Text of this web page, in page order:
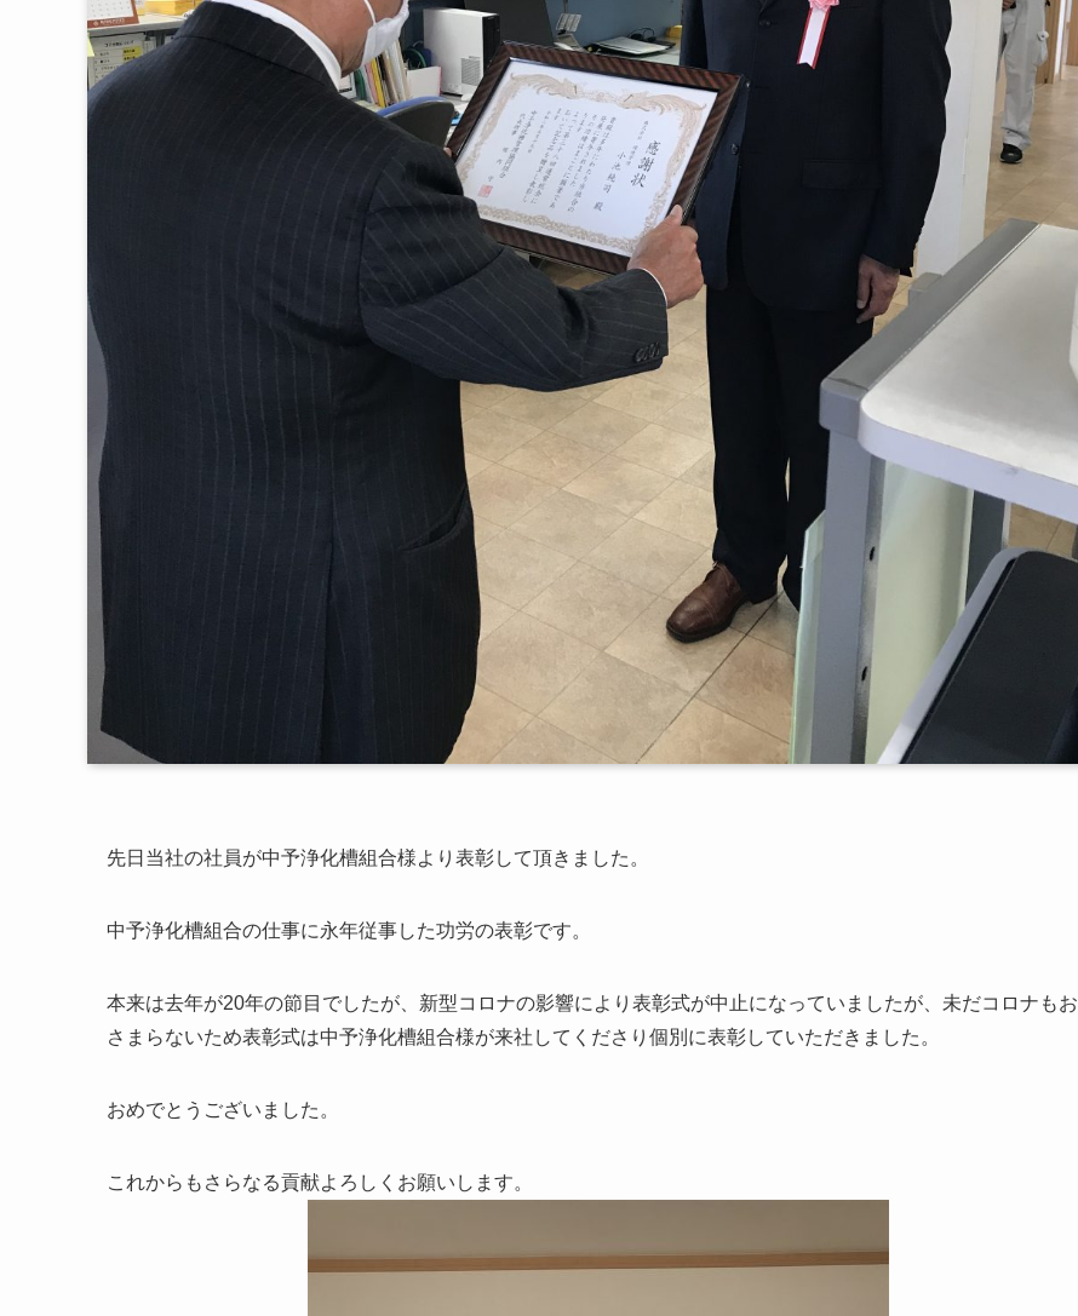
先日当社の社員が中予浄化槽組合様より表彰して頂きました。
中予浄化槽組合の仕事に永年従事した功労の表彰です。
本来は去年が20年の節目でしたが、新型コロナの影響により表彰式が中止になっていましたが、未だコロナもお
さまらないため表彰式は中予浄化槽組合様が来社してくださり個別に表彰していただきました。
おめでとうございました。
これからもさらなる貢献よろしくお願いします。